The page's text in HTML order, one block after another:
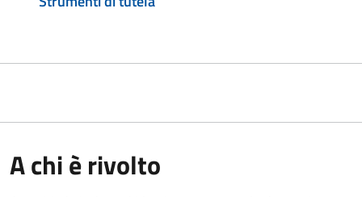
A chi è rivolto